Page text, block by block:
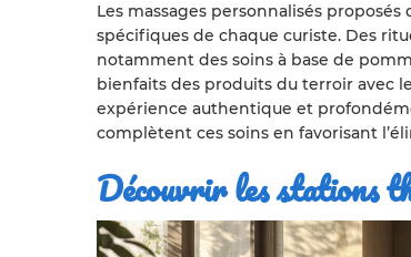
Les massages personnalisés
spécifiques de chaque curiste. Des
notamment des soins à base de
bienfaits des produits du terroir avec
expérience authentique et
complètent ces soins en favorisant
Découvrir les stations